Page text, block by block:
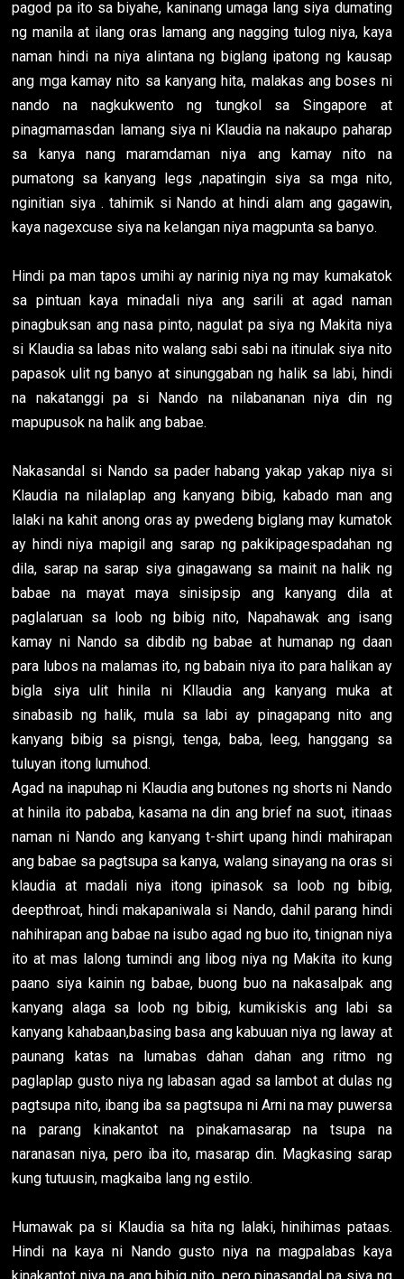
pagod pa ito sa biyahe, kaninang umaga lang siya dumating
ng manila at ilang oras lamang ang nagging tulog niya, kaya
naman hindi na niya alintana ng biglang ipatong ng kausap
ang mga kamay nito sa kanyang hita, malakas ang boses ni
nando na nagkukwento ng tungkol sa Singapore at
pinagmamasdan lamang siya ni Klaudia na nakaupo paharap
sa kanya nang maramdaman niya ang kamay nito na
pumatong sa kanyang legs ,napatingin siya sa mga nito,
nginitian siya . tahimik si Nando at hindi alam ang gagawin,
kaya nagexcuse siya na kelangan niya magpunta sa banyo.
Hindi pa man tapos umihi ay narinig niya ng may kumakatok
sa pintuan kaya minadali niya ang sarili at agad naman
pinagbuksan ang nasa pinto, nagulat pa siya ng Makita niya
si Klaudia sa labas nito walang sabi sabi na itinulak siya nito
papasok ulit ng banyo at sinunggaban ng halik sa labi, hindi
na nakatanggi pa si Nando na nilabananan niya din ng
mapupusok na halik ang babae.
Nakasandal si Nando sa pader habang yakap yakap niya si
Klaudia na nilalaplap ang kanyang bibig, kabado man ang
lalaki na kahit anong oras ay pwedeng biglang may kumatok
ay hindi niya mapigil ang sarap ng pakikipagespadahan ng
dila, sarap na sarap siya ginagawang sa mainit na halik ng
babae na mayat maya sinisipsip ang kanyang dila at
paglalaruan sa loob ng bibig nito, Napahawak ang isang
kamay ni Nando sa dibdib ng babae at humanap ng daan
para lubos na malamas ito, ng babain niya ito para halikan ay
bigla siya ulit hinila ni Kllaudia ang kanyang muka at
sinabasib ng halik, mula sa labi ay pinagapang nito ang
kanyang bibig sa pisngi, tenga, baba, leeg, hanggang sa
tuluyan itong lumuhod.
Agad na inapuhap ni Klaudia ang butones ng shorts ni Nando
at hinila ito pababa, kasama na din ang brief na suot, itinaas
naman ni Nando ang kanyang t-shirt upang hindi mahirapan
ang babae sa pagtsupa sa kanya, walang sinayang na oras si
klaudia at madali niya itong ipinasok sa loob ng bibig,
deepthroat, hindi makapaniwala si Nando, dahil parang hindi
nahihirapan ang babae na isubo agad ng buo ito, tinignan niya
ito at mas lalong tumindi ang libog niya ng Makita ito kung
paano siya kainin ng babae, buong buo na nakasalpak ang
kanyang alaga sa loob ng bibig, kumikiskis ang labi sa
kanyang kahabaan,basing basa ang kabuuan niya ng laway at
paunang katas na lumabas dahan dahan ang ritmo ng
paglaplap gusto niya ng labasan agad sa lambot at dulas ng
pagtsupa nito, ibang iba sa pagtsupa ni Arni na may puwersa
na parang kinakantot na pinakamasarap na tsupa na
naranasan niya, pero iba ito, masarap din. Magkasing sarap
kung tutuusin, magkaiba lang ng estilo.
Humawak pa si Klaudia sa hita ng lalaki, hinihimas pataas.
Hindi na kaya ni Nando gusto niya na magpalabas kaya
kinakantot niya na ang bibig nito, pero pinasandal pa siya ng